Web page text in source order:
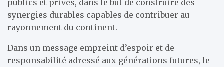
publics et privés, dans le but de construire des
synergies durables capables de contribuer au
rayonnement du continent.
Dans un message empreint d’espoir et de
responsabilité adressé aux générations futures, le